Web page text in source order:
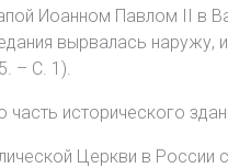
Иоанном Павлом II в
вырвалась
– С. 1).
исторического
Церкви в